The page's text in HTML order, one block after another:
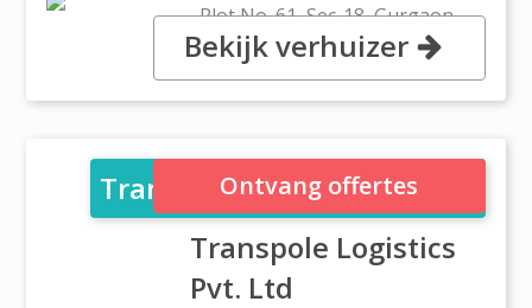
, Plot No. 61, Sec-18, Gurgaon
122015, 122015 Gurgaon,
Haryana
Bekijk verhuizer
Transpole Logistics Pvt. Ltd
Transpole Logistics
Pvt. Ltd
Ontvang offertes